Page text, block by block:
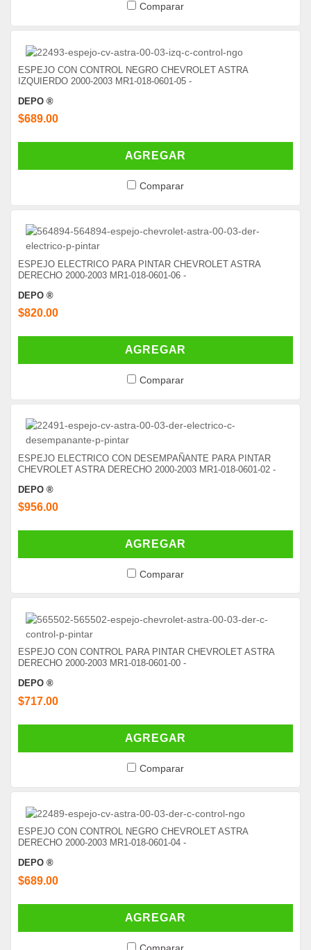
Comparar
ESPEJO CON CONTROL NEGRO CHEVROLET ASTRA
IZQUIERDO 2000-2003 MR1-018-0601-05 -
DEPO ®
$689.00
AGREGAR
Comparar
ESPEJO ELECTRICO PARA PINTAR CHEVROLET ASTRA
DERECHO 2000-2003 MR1-018-0601-06 -
DEPO ®
$820.00
AGREGAR
Comparar
ESPEJO ELECTRICO CON DESEMPAÑANTE PARA PINTAR
CHEVROLET ASTRA DERECHO 2000-2003 MR1-018-0601-02 -
DEPO ®
$956.00
AGREGAR
Comparar
ESPEJO CON CONTROL PARA PINTAR CHEVROLET ASTRA
DERECHO 2000-2003 MR1-018-0601-00 -
DEPO ®
$717.00
AGREGAR
Comparar
ESPEJO CON CONTROL NEGRO CHEVROLET ASTRA
DERECHO 2000-2003 MR1-018-0601-04 -
DEPO ®
$689.00
AGREGAR